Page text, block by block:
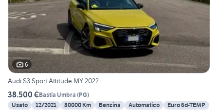
6
Audi S3 Sport Attitude MY 2022
38.500 €Bastia Umbra (PG)
Usato
12/2021 80000 Km Benzina Automatico Euro 6d-TEMP